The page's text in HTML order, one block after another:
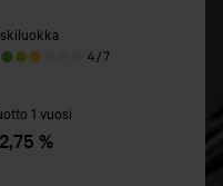
1 vuosi
%